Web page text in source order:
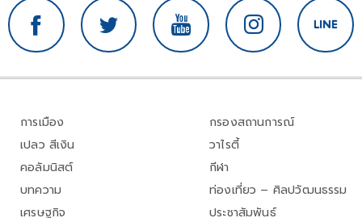
การเมือง
เปลว สีเงิน
คอลัมนิสต์
บทความ
เศรษฐกิจ
กรองสถานการณ์
วาไรตี้
กีฬา
ท่องเที่ยว – ศิลปวัฒนธรรม
ประชาสัมพันธ์